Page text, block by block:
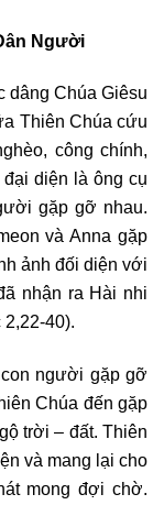
Người
dâng Chúa Giêsu
Thiên Chúa cứu
công chính,
diện là ông cụ
gặp gỡ nhau.
và Anna gặp
ảnh đối diện với
nhận ra Hài nhi
2,22-40).
người gặp gỡ
Chúa đến gặp
trời – đất. Thiên
và mang lại cho
mong đợi chờ.